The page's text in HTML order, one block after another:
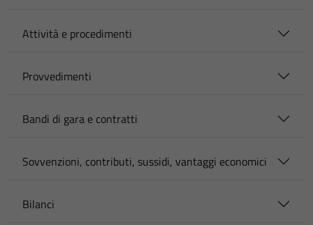
Attività e procedimenti
Provvedimenti
Bandi di gara e contratti
Sovvenzioni, contributi, sussidi, vantaggi economici
Bilanci